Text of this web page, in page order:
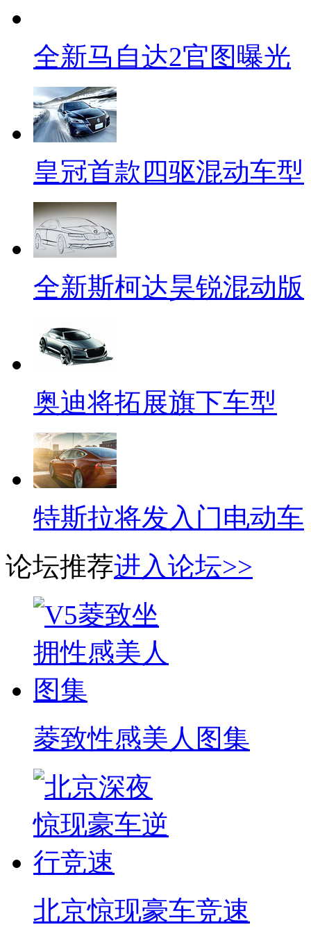
全新马自达2官图曝光
皇冠首款四驱混动车型
全新斯柯达昊锐混动版
奥迪将拓展旗下车型
特斯拉将发入门电动车
论坛推荐进入论坛>>
菱致性感美人图集
北京惊现豪车竞速